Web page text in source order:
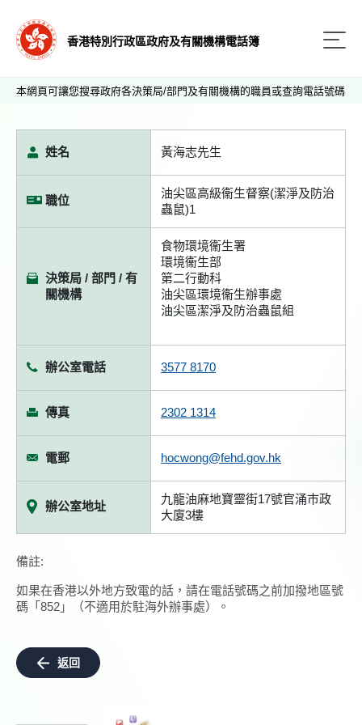
香港特別行政區政府及有關機構電話簿
本網頁可讓您搜尋政府各決策局/部門及有關機構的職員或查詢電話號碼
姓名 黃海志先生
職位
油尖區高級衞生督察(潔淨及防治
蟲鼠)1
決策局 / 部門 / 有
關機構
食物環境衞生署
環境衞生部
第二行動科
油尖區環境衞生辦事處
油尖區潔淨及防治蟲鼠組
辦公室電話 3577 8170
傳真 2302 1314
電郵 hocwong@fehd.gov.hk
辦公室地址
九龍油麻地寶靈街17號官涌巿政
大廈3樓
備註:
如果在香港以外地方致電的話，請在電話號碼之前加撥地區號
碼「852」（不適用於駐海外辦事處）。
返回